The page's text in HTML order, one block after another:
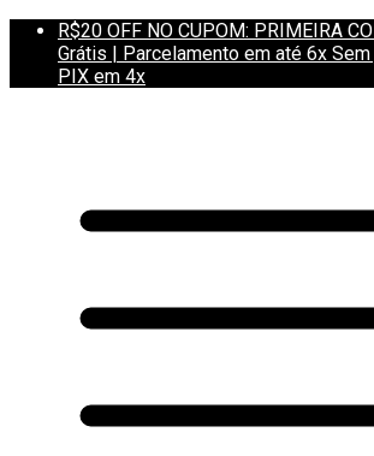
R$20 OFF NO CUPOM: PRIMEIRA
Grátis | Parcelamento em até 6x
PIX em 4x